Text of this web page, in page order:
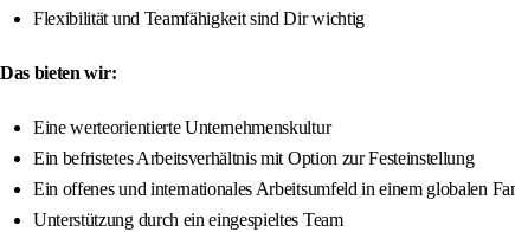
Flexibilität und Teamfähigkeit sind Dir wichtig
Das bieten wir:
Eine werteorientierte Unternehmenskultur
Ein befristetes Arbeitsverhältnis mit Option zur Festeinstellung
Ein offenes und internationales Arbeitsumfeld in einem globalen
Unterstützung durch ein eingespieltes Team